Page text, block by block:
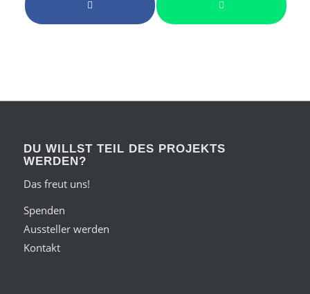
DU WILLST TEIL DES PROJEKTS
WERDEN?
Das freut uns!
Spenden
Aussteller werden
Kontakt